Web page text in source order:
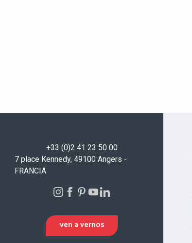
+33 (0)2 41 23 50 00
7 place Kennedy, 49100 Angers -
FRANCIA
VEN A VERNOS